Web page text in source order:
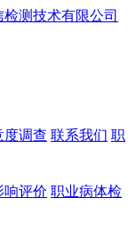
度调查 联系我们 职
响评价 职业病体检